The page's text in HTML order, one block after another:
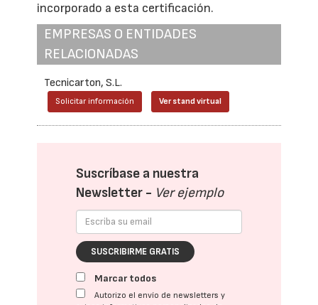
incorporado a esta certificación.
EMPRESAS O ENTIDADES
RELACIONADAS
Tecnicarton, S.L.
Solicitar información Ver stand virtual
Suscríbase a nuestra
Newsletter - Ver ejemplo
SUSCRIBIRME GRATIS
Marcar todos
Autorizo el envío de newsletters y